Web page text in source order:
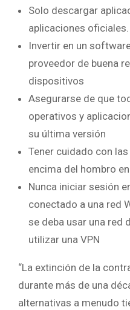
Solo descargar
aplicaciones oficiales.
Invertir en un
proveedor de buena
dispositivos
Asegurarse de que
operativos y
su última versión
Tener cuidado con
encima del hombro
Nunca iniciar sesión
conectado a una red
se deba usar una red
utilizar una VPN
“La extinción de la
durante más de una
alternativas a menudo